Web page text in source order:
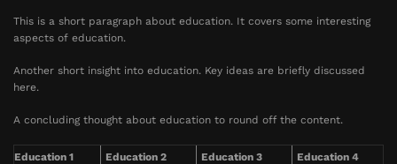
This is a short paragraph about education. It covers some interesting
aspects of education.
Another short insight into education. Key ideas are briefly discussed
here.
A concluding thought about education to round off the content.
Education 1 Education 2 Education 3
Education 4